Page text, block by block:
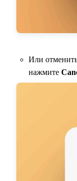
Или
нажмите